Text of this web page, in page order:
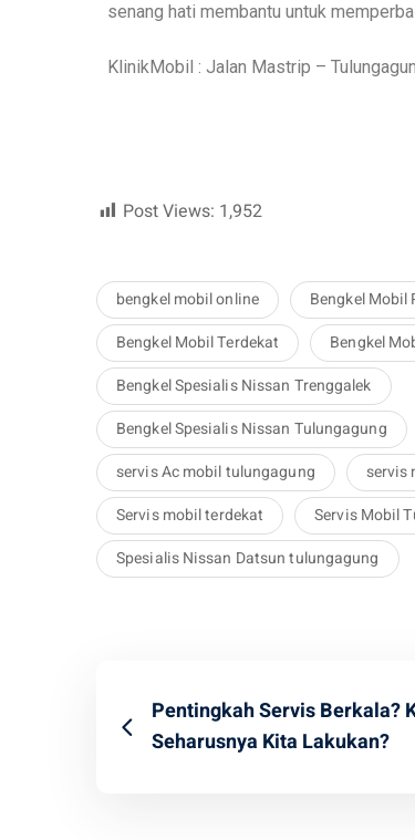
senang hati membantu untuk
KlinikMobil : Jalan Mastrip –
Post Views: 1,952
bengkel mobil online
Bengkel Mobil
Bengkel Mobil Terdekat
Bengkel
Bengkel Spesialis Nissan Trenggalek
Bengkel Spesialis Nissan Tulungagung
servis Ac mobil tulungagung
servis
Servis mobil terdekat
Servis Mobil
Spesialis Nissan Datsun tulungagung
Pentingkah Servis Berkala?
Seharusnya Kita Lakukan?